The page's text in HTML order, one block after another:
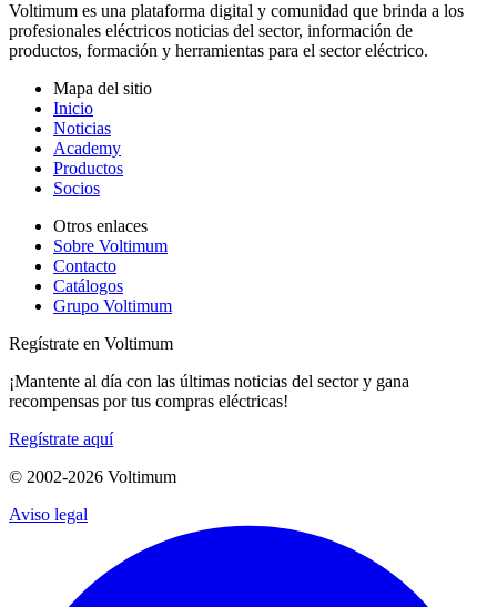
Voltimum es una plataforma digital y comunidad que brinda a los
profesionales eléctricos noticias del sector, información de
productos, formación y herramientas para el sector eléctrico.
Mapa del sitio
Inicio
Noticias
Academy
Productos
Socios
Otros enlaces
Sobre Voltimum
Contacto
Catálogos
Grupo Voltimum
Regístrate en Voltimum
¡Mantente al día con las últimas noticias del sector y gana
recompensas por tus compras eléctricas!
Regístrate aquí
© 2002-2026 Voltimum
Aviso legal